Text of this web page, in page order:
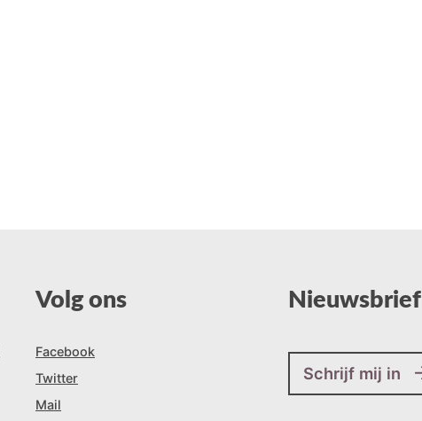
Volg ons
Facebook
Twitter
Mail
Nieuwsbrief
Schrijf mij in